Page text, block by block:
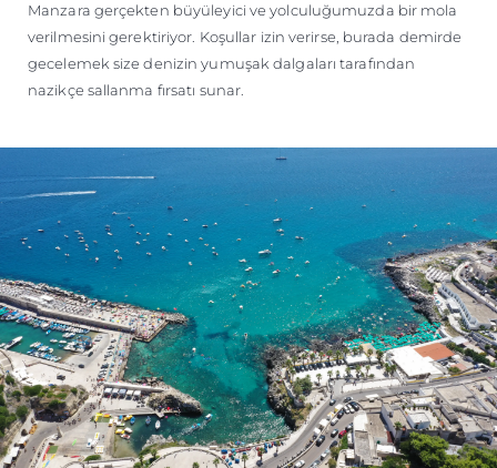
Manzara gerçekten büyüleyici ve yolculuğumuzda bir mola
verilmesini gerektiriyor. Koşullar izin verirse, burada demirde
gecelemek size denizin yumuşak dalgaları tarafından
nazikçe sallanma fırsatı sunar.